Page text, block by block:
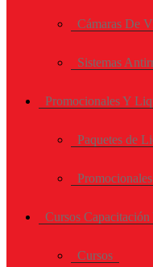
Cámaras De
Sistemas
Promocionales Y
Paquetes de
Cursos
Cursos